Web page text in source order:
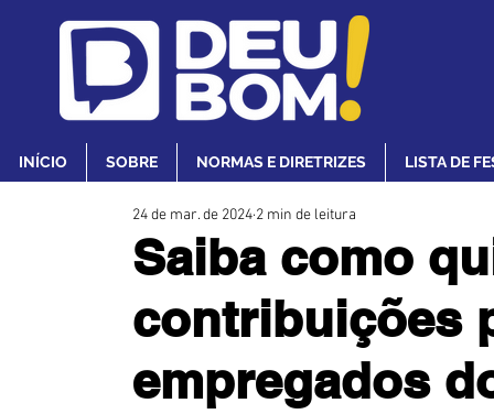
INÍCIO SOBRE NORMAS E DIRETRIZES LISTA DE
Saiba como
contribuições
empregados
24 de mar. de 2024 2 min de leitura